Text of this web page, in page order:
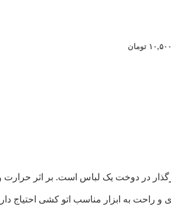
تومان
در دوخت یک لباس است. بر اثر
و راحت به ابزار مناسب اتو کشی احتیاج